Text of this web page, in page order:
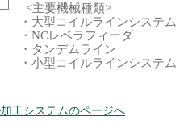
<主要機械種類>
・大型コイルラインシステム
・NCレベラフィーダ
・タンデムライン
・小型コイルラインシステム
工システムのページへ